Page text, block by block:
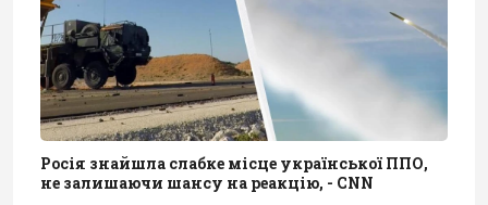
Росія знайшла слабке місце української ППО,
не залишаючи шансу на реакцію, - CNN